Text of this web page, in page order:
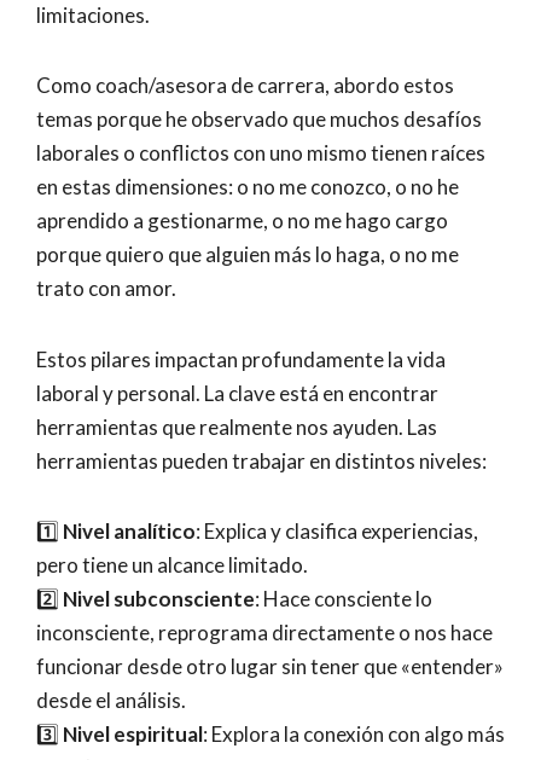
limitaciones.
Como coach/asesora de carrera, abordo estos
temas porque he observado que muchos desafíos
laborales o conflictos con uno mismo tienen raíces
en estas dimensiones: o no me conozco, o no he
aprendido a gestionarme, o no me hago cargo
porque quiero que alguien más lo haga, o no me
trato con amor.
Estos pilares impactan profundamente la vida
laboral y personal. La clave está en encontrar
herramientas que realmente nos ayuden. Las
herramientas pueden trabajar en distintos niveles:
1️⃣ Nivel analítico: Explica y clasifica experiencias,
pero tiene un alcance limitado.
2️⃣ Nivel subconsciente: Hace consciente lo
inconsciente, reprograma directamente o nos hace
funcionar desde otro lugar sin tener que «entender»
desde el análisis.
3️⃣ Nivel espiritual: Explora la conexión con algo más